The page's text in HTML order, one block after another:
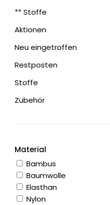
** Stoffe
Aktionen
Neu eingetroffen
Restposten
Stoffe
Zubehör
Material
Bambus
Baumwolle
Elasthan
Nylon